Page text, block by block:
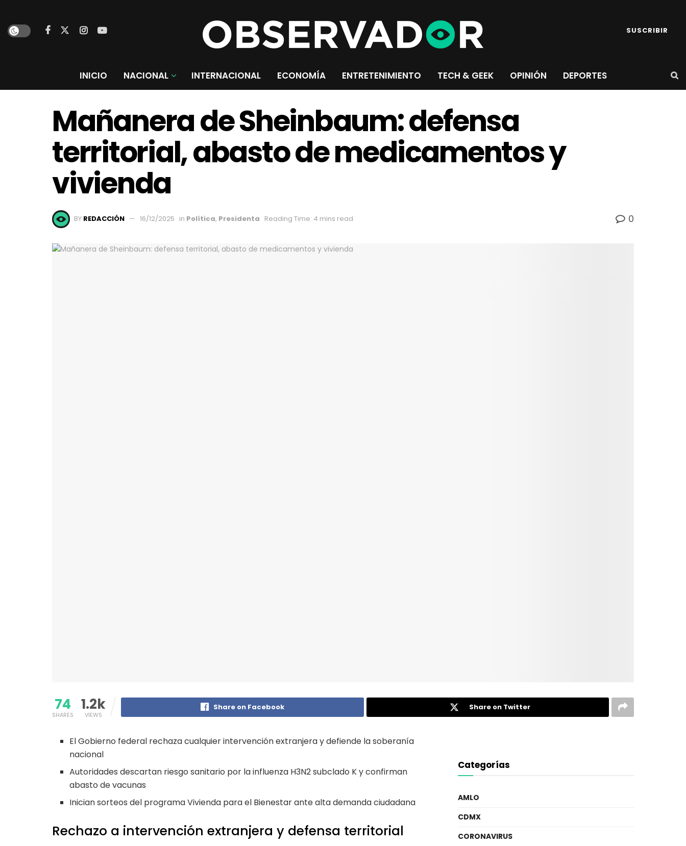
SUSCRIBIR
INICIO NACIONAL INTERNACIONAL ECONOMÍA ENTRETENIMIENTO TECH & GEEK OPINIÓN DEPORTES
Mañanera de Sheinbaum: defensa
territorial, abasto de medicamentos y
vivienda
BY REDACCIÓN 16/12/2025 in Política, Presidenta Reading Time: 4 mins read 0
74
SHARES
1.2k
VIEWS
Share on Facebook Share on Twitter
El Gobierno federal rechaza cualquier intervención extranjera y defiende la soberanía
nacional
Autoridades descartan riesgo sanitario por la influenza H3N2 subclado K y confirman
abasto de vacunas
Inician sorteos del programa Vivienda para el Bienestar ante alta demanda ciudadana
Rechazo a intervención extranjera y defensa territorial
Categorías
AMLO
CDMX
CORONAVIRUS